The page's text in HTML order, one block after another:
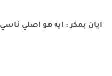
ايان بمكر : ايه هو اصلي ناسي